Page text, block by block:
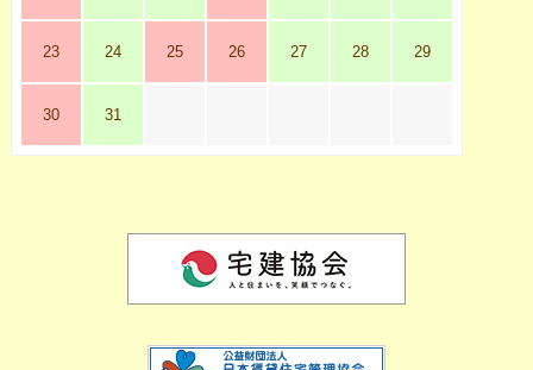
23 24 25 26 27 28 29
30 31